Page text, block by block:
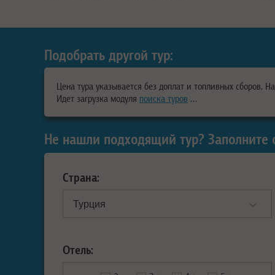
Подобрать другой тур:
Цена тура указывается без доплат и топливных сборов.
Идет загрузка модуля поиска туров …
Не нашли подходящий тур?
Страна:
Отель: